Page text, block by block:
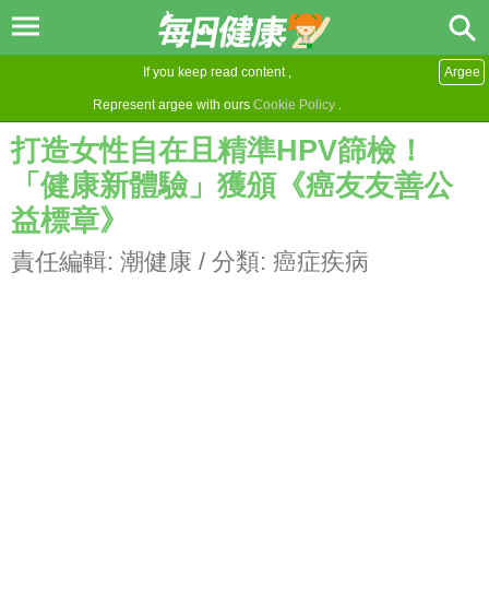
If you keep read content ,
Represent argee with ours Cookie Policy .
Argee
打造女性自在且精準HPV篩檢！
「健康新體驗」獲頒《癌友友善公
益標章》
責任編輯: 潮健康 / 分類: 癌症疾病